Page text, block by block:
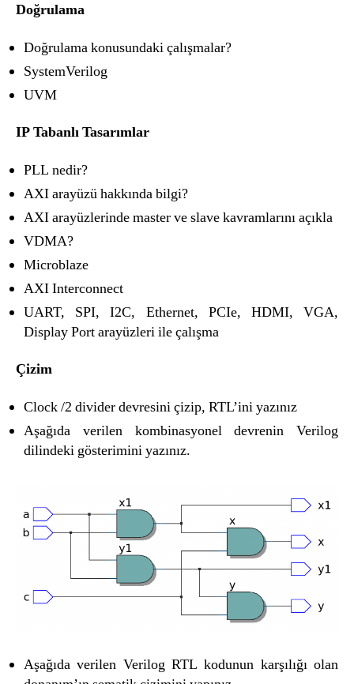
Doğrulama
Doğrulama konusundaki çalışmalar?
SystemVerilog
UVM
IP Tabanlı Tasarımlar
PLL nedir?
AXI arayüzü hakkında bilgi?
AXI arayüzlerinde master ve slave kavramlarını açıkla
VDMA?
Microblaze
AXI Interconnect
UART, SPI, I2C, Ethernet, PCIe, HDMI, VGA,
Display Port arayüzleri ile çalışma
Çizim
Clock /2 divider devresini çizip, RTL’ini yazınız
Aşağıda verilen kombinasyonel devrenin Verilog
dilindeki gösterimini yazınız.
Aşağıda verilen Verilog RTL kodunun karşılığı olan